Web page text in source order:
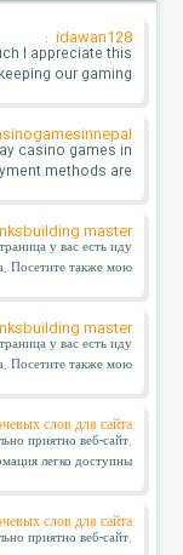
idawan128 :
I appreciate this
our gaming . . .
:
casino games in
methods are . . .
master :
у вас есть иду
Посетите также мою . . .
master :
у вас есть иду
Посетите также мою . . .
слов для сайта :
приятно веб-сайт.
легко доступны . . .
слов для сайта :
приятно веб-сайт.